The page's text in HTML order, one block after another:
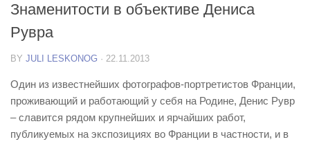
Знаменитости в объективе Дениса
Рувра
BY JULI LESKONOG · 22.11.2013
Один из известнейших фотографов-портретистов Франции,
проживающий и работающий у себя на Родине, Денис Рувр
– славится рядом крупнейших и ярчайших работ,
публикуемых на экспозициях во Франции в частности, и в